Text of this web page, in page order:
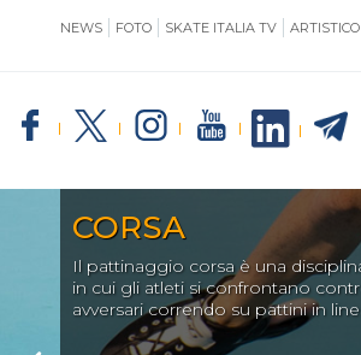
NEWS FOTO SKATE ITALIA TV ARTISTICO
SKATE ITALIA
GIUSTIZIA